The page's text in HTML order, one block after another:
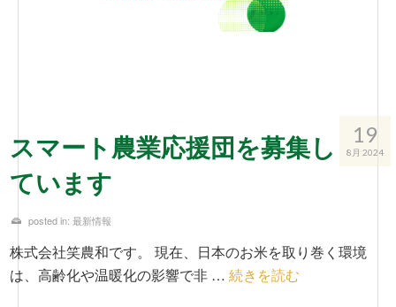
19
8月 2024
スマート農業応援団を募集し
ています
posted in: 最新情報
株式会社笑農和です。 現在、日本のお米を取り巻く環境
は、高齢化や温暖化の影響で非 … 続きを読む